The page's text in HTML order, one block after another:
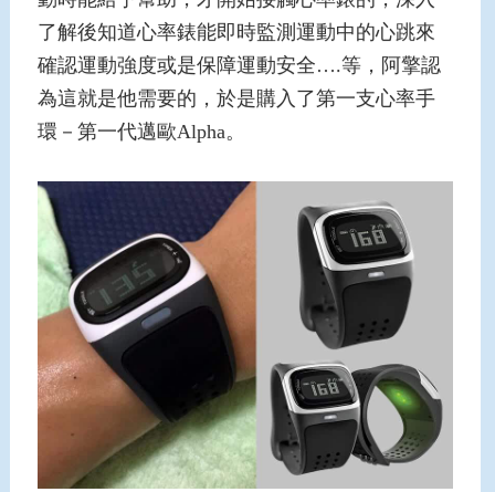
了解後知道心率錶能即時監測運動中的心跳來
確認運動強度或是保障運動安全….等，阿擎認
為這就是他需要的，於是購入了第一支心率手
環－第一代邁歐Alpha。